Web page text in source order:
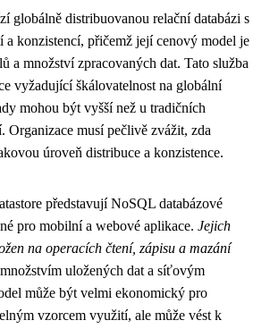
globálně distribuovanou relační databázi s
a konzistencí, přičemž její cenový model je
a množství zpracovaných dat. Tato služba
vyžadující škálovatelnost na globální
mohou být vyšší než u tradičních
Organizace musí pečlivě zvážit, zda
úroveň distribuce a konzistence.
představují NoSQL databázové
pro mobilní a webové aplikace. Jejich
na operacích čtení, zápisu a mazání
uložených dat a síťovým
může být velmi ekonomický pro
vzorcem využití, ale může vést k